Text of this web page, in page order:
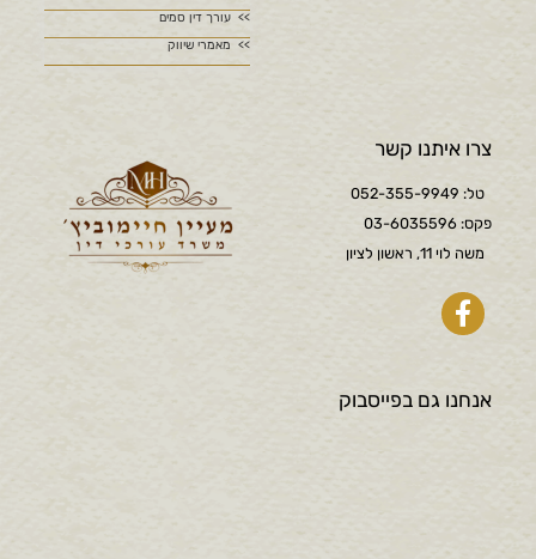
עורך דין סמים
מאמרי שיווק
צרו איתנו קשר
טל: 052-355-9949
פקס: 03-6035596
משה לוי 11, ראשון לציון
אנחנו גם בפייסבוק